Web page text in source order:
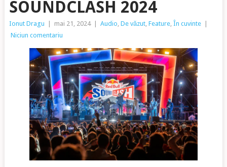
SOUNDCLASH 2024
Ionut Dragu mai 21, 2024 Audio, De văzut, Feature, În cuvinte
Niciun comentariu